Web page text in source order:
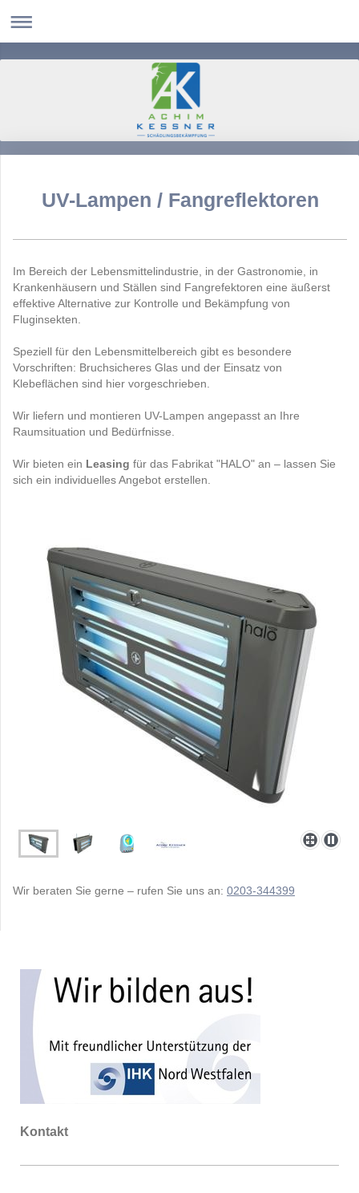
UV-Lampen / Fangreflektoren
Im Bereich der Lebensmittelindustrie, in der Gastronomie, in
Krankenhäusern und Ställen sind Fangrefektoren eine äußerst
effektive Alternative zur Kontrolle und Bekämpfung von
Fluginsekten.
Speziell für den Lebensmittelbereich gibt es besondere
Vorschriften: Bruchsicheres Glas und der Einsatz von
Klebeflächen sind hier vorgeschrieben.
Wir liefern und montieren UV-Lampen angepasst an Ihre
Raumsituation und Bedürfnisse.
Wir bieten ein Leasing für das Fabrikat "HALO" an – lassen Sie
sich ein individuelles Angebot erstellen.
Wir beraten Sie gerne – rufen Sie uns an: 0203-344399
Kontakt